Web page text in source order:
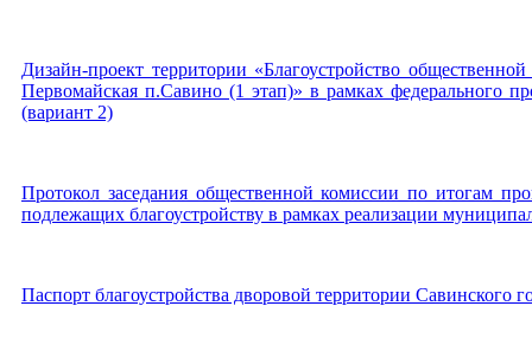
Дизайн-проект территории «Благоустройство
Первомайская п.Савино (1 этап)» в рамках федерального
(вариант 2)
Протокол заседания общественной комиссии по итогам
подлежащих благоустройству в рамках реализации
Паспорт благоустройства дворовой территории Савинского